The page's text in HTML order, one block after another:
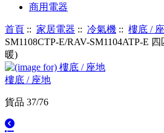
商用電器
首頁 :: 家居電器 :: 冷氣機 :: 樓底 /
SM1108CTP-E/RAV-SM1104ATP-E
暖)
樓底 / 座地
貨品 37/76